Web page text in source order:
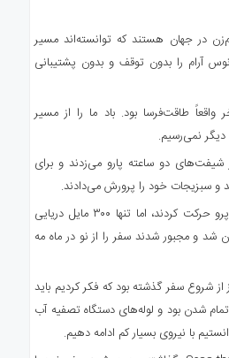
در جهان هستند که توانسته‌اند مسیر
اقیانوس آرام را بدون توقف و بدون پشتیبانی
طاقت‌فرسا بود. باد ما را از مسیر
نمی‌رسیم.
دو ساعته پارو می‌زدند و برای
و سبزیجات خود را پرورش می‌دادند.
آن‌ها در ابتدا در ماه آوریل از پرو حرکت کردند، اما تنها ۳۰۰ مایل دریایی
شد و مجبور شدند سفر را از نو در ماه مه
سفر گذشته بود که فکر کردیم باید
شدن بود و لوله‌های دستگاه تصفیه آب